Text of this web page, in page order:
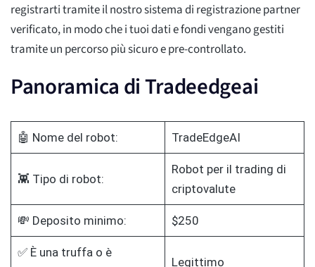
registrarti tramite il nostro sistema di registrazione partner
verificato, in modo che i tuoi dati e fondi vengano gestiti
tramite un percorso più sicuro e pre-controllato.
Panoramica di Tradeedgeai
🤖 Nome del robot: TradeEdgeAI
👾 Tipo di robot:
Robot per il trading di
criptovalute
💸 Deposito minimo: $250
✅ È una truffa o è
Legittimo